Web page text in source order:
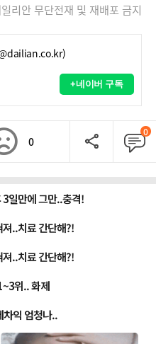
리안 무단전재 및 재배포 금지
+네이버 구독
0
0